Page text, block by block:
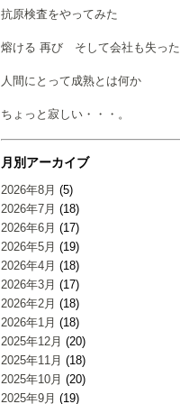
抗原検査をやってみた
熔ける 再び そして会社も失った
人間にとって成熟とは何か
ちょっと寂しい・・・。
月別アーカイブ
2026年8月 (5)
2026年7月 (18)
2026年6月 (17)
2026年5月 (19)
2026年4月 (18)
2026年3月 (17)
2026年2月 (18)
2026年1月 (18)
2025年12月 (20)
2025年11月 (18)
2025年10月 (20)
2025年9月 (19)